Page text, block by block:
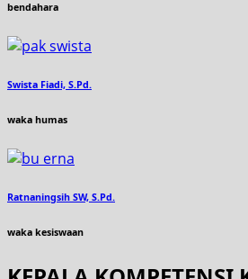
bendahara
Swista Fiadi, S.Pd.
waka humas
Ratnaningsih SW, S.Pd.
waka kesiswaan